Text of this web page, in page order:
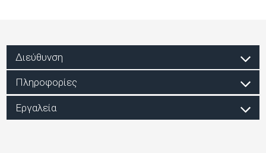
Διεύθυνση
Πληροφορίες
Εργαλεία